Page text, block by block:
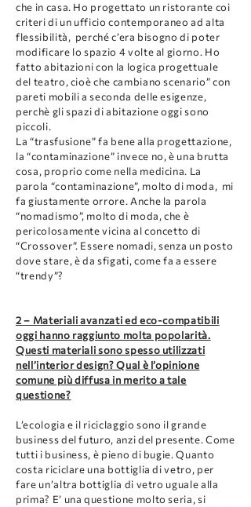
che in casa. Ho progettato un ristorante coi
criteri di un ufficio contemporaneo ad alta
flessibilità, perché c’era bisogno di poter
modificare lo spazio 4 volte al giorno. Ho
fatto abitazioni con la logica progettuale
del teatro, cioè che cambiano scenario” con
pareti mobili a seconda delle esigenze,
perchè gli spazi di abitazione oggi sono
piccoli.
La “trasfusione” fa bene alla progettazione,
la “contaminazione” invece no, è una brutta
cosa, proprio come nella medicina. La
parola “contaminazione”, molto di moda, mi
fa giustamente orrore. Anche la parola
“nomadismo”, molto di moda, che è
pericolosamente vicina al concetto di
“Crossover”. Essere nomadi, senza un posto
dove stare, è da sfigati, come fa a essere
“trendy”?
2 – Materiali avanzati ed eco-compatibili
oggi hanno raggiunto molta popolarità.
Questi materiali sono spesso utilizzati
nell’interior design? Qual è l’opinione
comune più diffusa in merito a tale
questione?
L’ecologia e il riciclaggio sono il grande
business del futuro, anzi del presente. Come
tutti i business, è pieno di bugie. Quanto
costa riciclare una bottiglia di vetro, per
fare un’altra bottiglia di vetro uguale alla
prima? E’ una questione molto seria, si